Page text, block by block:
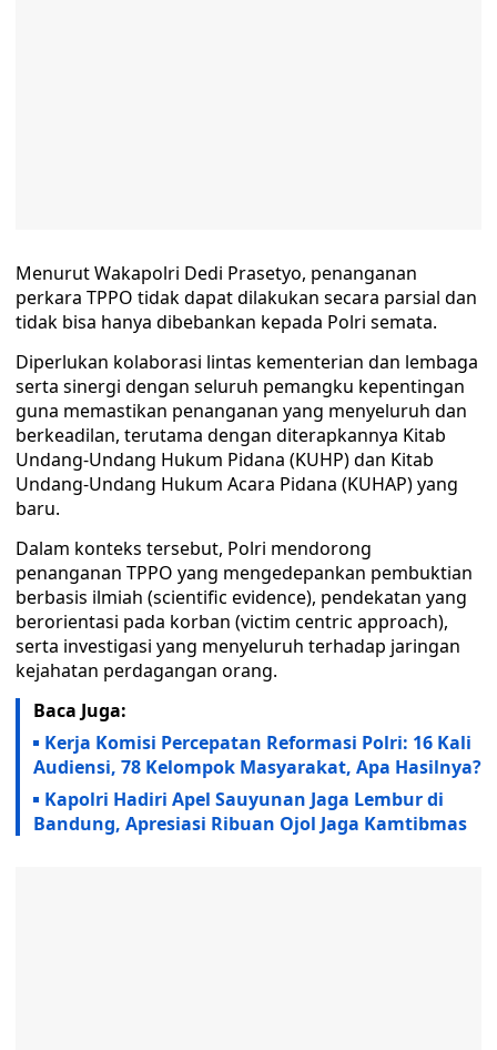
Menurut Wakapolri Dedi Prasetyo, penanganan
perkara TPPO tidak dapat dilakukan secara parsial dan
tidak bisa hanya dibebankan kepada Polri semata.
Diperlukan kolaborasi lintas kementerian dan lembaga
serta sinergi dengan seluruh pemangku kepentingan
guna memastikan penanganan yang menyeluruh dan
berkeadilan, terutama dengan diterapkannya Kitab
Undang-Undang Hukum Pidana (KUHP) dan Kitab
Undang-Undang Hukum Acara Pidana (KUHAP) yang
baru.
Dalam konteks tersebut, Polri mendorong
penanganan TPPO yang mengedepankan pembuktian
berbasis ilmiah (scientific evidence), pendekatan yang
berorientasi pada korban (victim centric approach),
serta investigasi yang menyeluruh terhadap jaringan
kejahatan perdagangan orang.
Baca Juga:
Kerja Komisi Percepatan Reformasi Polri: 16 Kali
Audiensi, 78 Kelompok Masyarakat, Apa Hasilnya?
Kapolri Hadiri Apel Sauyunan Jaga Lembur di
Bandung, Apresiasi Ribuan Ojol Jaga Kamtibmas